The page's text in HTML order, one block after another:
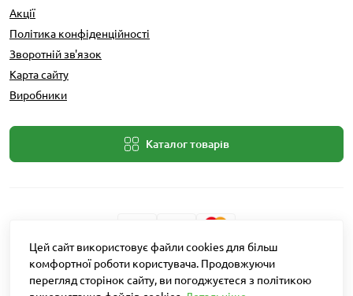
Акції
Політика конфіденційності
Зворотній зв'язок
Карта сайту
Виробники
Каталог товарів
Розробник: Intent Solutions
Цей сайт використовує файли cookies для більш
комфортної роботи користувача. Продовжуючи
перегляд сторінок сайту, ви погоджуєтеся з політикою